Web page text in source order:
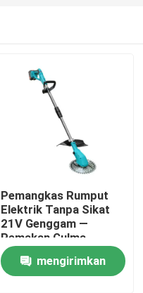
Pemangkas Rumput
Elektrik Tanpa Sikat
21V Genggam —
Pemakan Gulma
Bertenaga Baterai
dengan Kepala
Pemangkas Senar
mengirimkan